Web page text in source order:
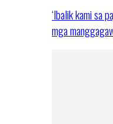
‘Ibalik kami sa
mga